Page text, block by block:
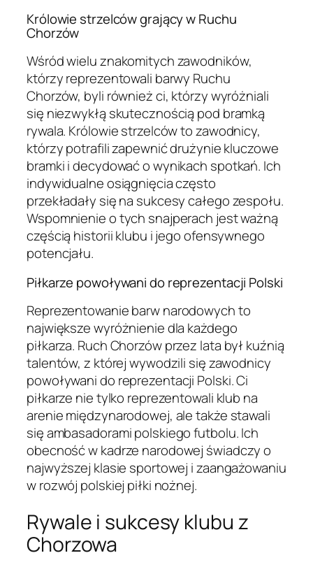
Królowie strzelców grający w Ruchu
Chorzów
Wśród wielu znakomitych zawodników,
którzy reprezentowali barwy Ruchu
Chorzów, byli również ci, którzy wyróżniali
się niezwykłą skutecznością pod bramką
rywala. Królowie strzelców to zawodnicy,
którzy potrafili zapewnić drużynie kluczowe
bramki i decydować o wynikach spotkań. Ich
indywidualne osiągnięcia często
przekładały się na sukcesy całego zespołu.
Wspomnienie o tych snajperach jest ważną
częścią historii klubu i jego ofensywnego
potencjału.
Piłkarze powoływani do reprezentacji Polski
Reprezentowanie barw narodowych to
największe wyróżnienie dla każdego
piłkarza. Ruch Chorzów przez lata był kuźnią
talentów, z której wywodzili się zawodnicy
powoływani do reprezentacji Polski. Ci
piłkarze nie tylko reprezentowali klub na
arenie międzynarodowej, ale także stawali
się ambasadorami polskiego futbolu. Ich
obecność w kadrze narodowej świadczy o
najwyższej klasie sportowej i zaangażowaniu
w rozwój polskiej piłki nożnej.
Rywale i sukcesy klubu z
Chorzowa